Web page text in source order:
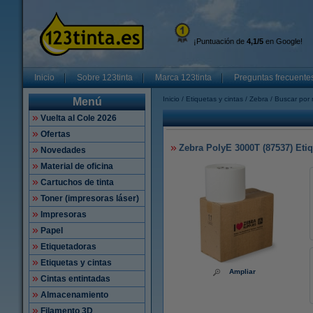
¡Puntuación de 4,1/5 en Google!
Inicio Sobre 123tinta Marca 123tinta Preguntas
Menú
Vuelta al Cole 2026
Ofertas
Novedades
Material de oficina
Cartuchos de tinta
Toner (impresoras láser)
Impresoras
Papel
Etiquetadoras
Etiquetas y cintas
Cintas entintadas
Almacenamiento
Filamento 3D
Inicio Etiquetas y cintas Zebra Buscar por
Zebra PolyE 3000T (87537)
Ampliar